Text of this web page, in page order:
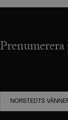
Prenumerera
NORSTEDTS